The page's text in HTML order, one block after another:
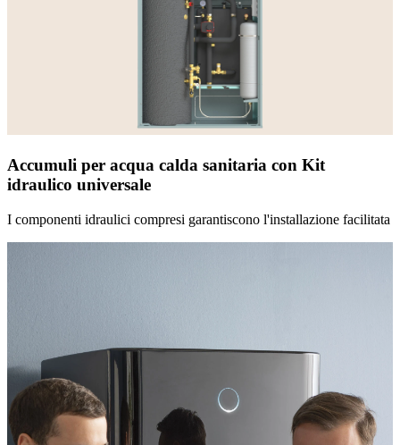
Accumuli per acqua calda sanitaria con Kit
idraulico universale
I componenti idraulici compresi garantiscono l'installazione facilitata